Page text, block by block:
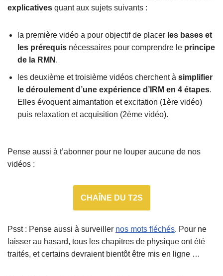
explicatives quant aux sujets suivants :
la première vidéo a pour objectif de placer les bases et
les prérequis nécessaires pour comprendre le principe
de la RMN .
les deuxième et troisième vidéos cherchent à simplifier
le déroulement d’une expérience d’IRM en 4 étapes.
Elles évoquent aimantation et excitation (1ère vidéo)
puis relaxation et acquisition (2ème vidéo).
Pense aussi à t’abonner pour ne louper aucune de nos
vidéos :
CHAÎNE DU T2S
Psst : Pense aussi à surveiller nos mots fléchés. Pour ne
laisser au hasard, tous les chapitres de physique ont été
traités, et certains devraient bientôt être mis en ligne …